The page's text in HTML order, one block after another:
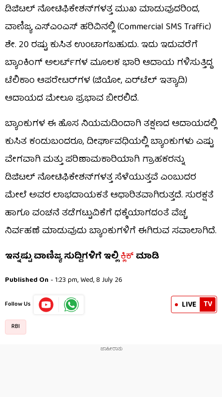
ಡಿಜಿಟಲ್ ನೋಟಿಫಿಕೇಶನ್‌ಗಳತ್ತ ಮುಖ ಮಾಡುವುದರಿಂದ,
ವಾಣಿಜ್ಯ ಎಸ್‌ಎಂಎಸ್ ಹರಿವಿನಲ್ಲಿ (Commercial SMS Traffic)
ಶೇ. 20 ರಷ್ಟು ಕುಸಿತ ಉಂಟಾಗಬಹುದು. ಇದು ಇದುವರೆಗೆ
ಬ್ಯಾಂಕಿಂಗ್ ಅಲರ್ಟ್‌ಗಳ ಮೂಲಕ ಭಾರಿ ಆದಾಯ ಗಳಿಸುತ್ತಿದ್ದ
ಟೆಲಿಕಾಂ ಆಪರೇಟರ್‌ಗಳ (ಜಿಯೋ, ಏರ್‌ಟೆಲ್ ಇತ್ಯಾದಿ)
ಆದಾಯದ ಮೇಲೂ ಪ್ರಭಾವ ಬೀರಲಿದೆ.
ಬ್ಯಾಂಕುಗಳ ಈ ಹೊಸ ನಿಯಮದಿಂದಾಗಿ ತಕ್ಷಣದ ಆದಾಯದಲ್ಲಿ
ಕುಸಿತ ಕಂಡುಬಂದರೂ, ದೀರ್ಘಾವಧಿಯಲ್ಲಿ ಬ್ಯಾಂಕುಗಳು ಎಷ್ಟು
ವೇಗವಾಗಿ ಮತ್ತು ಪರಿಣಾಮಕಾರಿಯಾಗಿ ಗ್ರಾಹಕರನ್ನು
ಡಿಜಿಟಲ್ ನೋಟಿಫಿಕೇಶನ್‌ಗಳತ್ತ ಸೆಳೆಯುತ್ತವೆ ಎಂಬುದರ
ಮೇಲೆ ಅವರ ಲಾಭದಾಯಕತೆ ಆಧಾರಿತವಾಗಿರುತ್ತದೆ. ಸುರಕ್ಷತೆ
ಹಾಗೂ ವಂಚನೆ ತಡೆಗಟ್ಟುವಿಕೆಗೆ ಧಕ್ಕೆಯಾಗದಂತೆ ವೆಚ್ಚ
ನಿರ್ವಹಣೆ ಮಾಡುವುದು ಬ್ಯಾಂಕುಗಳಿಗೆ ಈಗಿರುವ ಸವಾಲಾಗಿದೆ.
ಇನ್ನಷ್ಟು ವಾಣಿಜ್ಯ ಸುದ್ದಿಗಳಿಗೆ ಇಲ್ಲಿಕ್ಲಿಕ್ಮಾಡಿ
Published On - 1:23 pm, Wed, 8 July 26
Follow Us LIVE TV
RBI